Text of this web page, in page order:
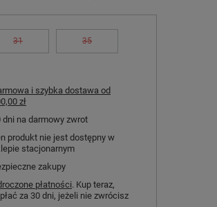
31 35
i szybka dostawa od
zł
dni na darmowy zwrot
produkt nie jest dostępny w
stacjonarnym
zakupy
płatności. Kup teraz,
za 30 dni, jeżeli nie zwrócisz